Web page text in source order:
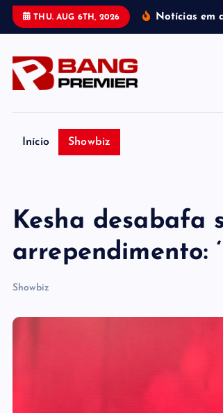
THU. AUG 6TH, 2026 Notícias em
Início Showbiz
Kesha desabafa
arrependimento:
Showbiz